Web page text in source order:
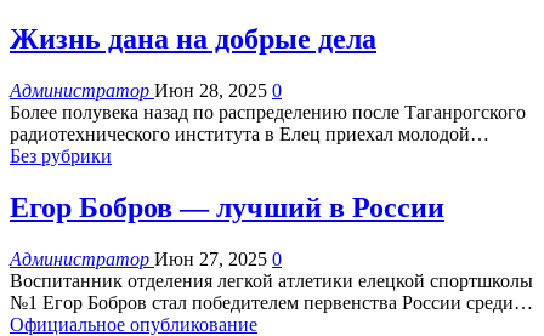
Жизнь дана на добрые дела
Администратор Июн 28, 2025 0
Более полувека назад по распределению после Таганрогского
радиотехнического института в Елец приехал молодой…
Без рубрики
Егор Бобров — лучший в России
Администратор Июн 27, 2025 0
Воспитанник отделения легкой атлетики елецкой спортшколы
№1 Егор Бобров стал победителем первенства России среди…
Официальное опубликование